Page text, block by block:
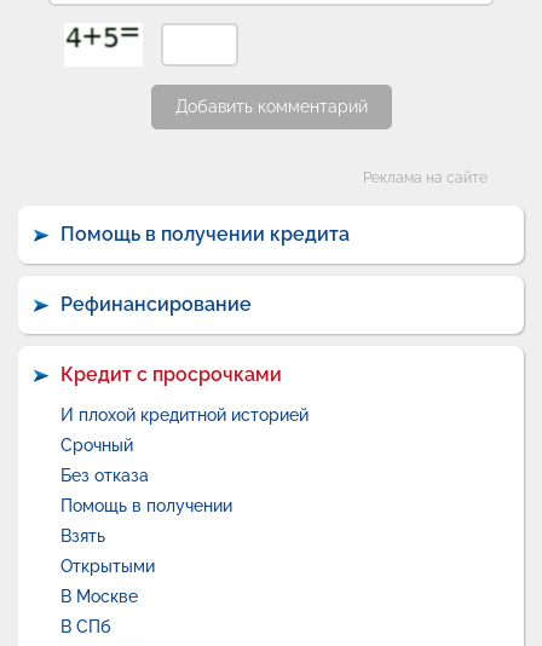
Добавить комментарий
Реклама на сайте
Помощь в получении кредита
Рефинансирование
Кредит с просрочками
И плохой кредитной историей
Срочный
Без отказа
Помощь в получении
Взять
Открытыми
В Москве
В СПб